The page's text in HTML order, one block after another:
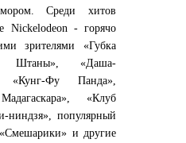
Среди хитов
Nickelodeon - горячо
зрителями «Губка
Штаны», «Даша-
«Кунг-Фу Панда»,
«Клуб
ниндзя», популярный
и другие